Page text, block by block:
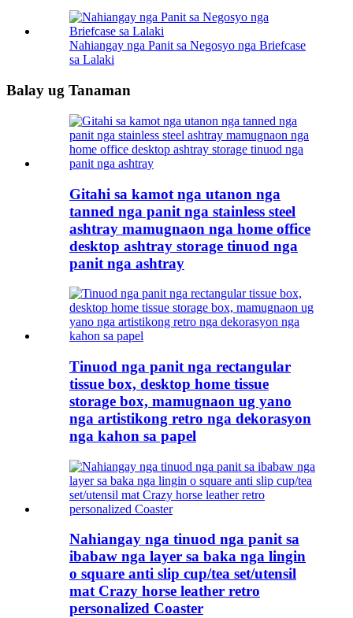
Nahiangay nga Panit sa Negosyo nga Briefcase
sa Lalaki
Balay ug Tanaman
Gitahi sa kamot nga utanon nga
tanned nga panit nga stainless steel
ashtray mamugnaon nga home office
desktop ashtray storage tinuod nga
panit nga ashtray
Tinuod nga panit nga rectangular
tissue box, desktop home tissue
storage box, mamugnaon ug yano
nga artistikong retro nga dekorasyon
nga kahon sa papel
Nahiangay nga tinuod nga panit sa
ibabaw nga layer sa baka nga lingin
o square anti slip cup/tea set/utensil
mat Crazy horse leather retro
personalized Coaster